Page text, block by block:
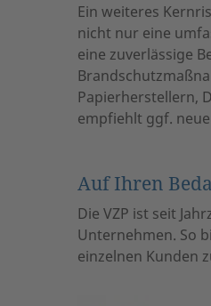
Ein weiteres
nicht nur eine
eine zuverlässige
Papierherstellern,
empfiehlt ggf.
Auf Ihren
Die VZP ist seit
Unternehmen. So
einzelnen Kunden